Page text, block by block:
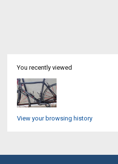
You recently viewed
View your browsing history